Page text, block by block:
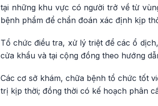
tại những khu vực có người trở về từ
bệnh phẩm để chẩn đoán xác định kịp
Tổ chức điều tra, xử lý triệt để các ổ
cửa khẩu và tại cộng đồng theo hướng
Các cơ sở khám, chữa bệnh tổ chức tốt
trị kịp thời; đồng thời có kế hoạch phân